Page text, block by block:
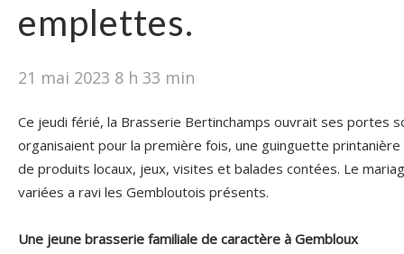
emplettes.
21 mai 2023 8 h 33 min
Ce jeudi férié, la Brasserie Bertinchamps ouvrait ses portes
organisaient pour la première fois, une guinguette
de produits locaux, jeux, visites et balades contées. Le
variées a ravi les Gembloutois présents.
Une jeune brasserie familiale de caractère à Gembloux